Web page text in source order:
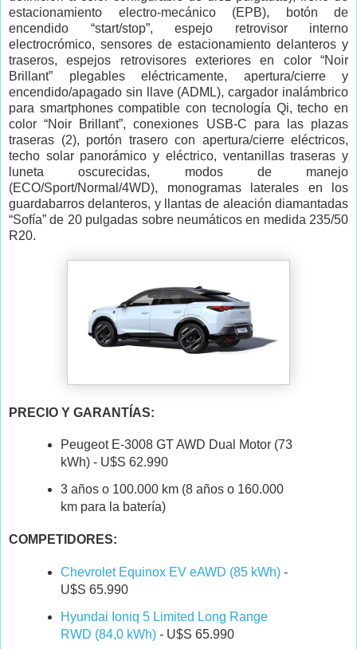
estacionamiento electro-mecánico (EPB), botón de
encendido “start/stop”, espejo retrovisor interno
electrocrómico, sensores de estacionamiento delanteros y
traseros, espejos retrovisores exteriores en color “Noir
Brillant” plegables eléctricamente, apertura/cierre y
encendido/apagado sin llave (ADML), cargador inalámbrico
para smartphones compatible con tecnología Qi, techo en
color “Noir Brillant”, conexiones USB-C para las plazas
traseras (2), portón trasero con apertura/cierre eléctricos,
techo solar panorámico y eléctrico, ventanillas traseras y
luneta oscurecidas, modos de manejo
(ECO/Sport/Normal/4WD), monogramas laterales en los
guardabarros delanteros, y llantas de aleación diamantadas
“Sofía” de 20 pulgadas sobre neumáticos en medida 235/50
R20.
PRECIO Y GARANTÍAS:
Peugeot E-3008 GT AWD Dual Motor (73
kWh) - U$S 62.990
3 años o 100.000 km (8 años o 160.000
km para la batería)
COMPETIDORES:
Chevrolet Equinox EV eAWD (85 kWh)-
U$S 65.990
Hyundai Ioniq 5 Limited Long Range
RWD (84,0 kWh)- U$S 65.990